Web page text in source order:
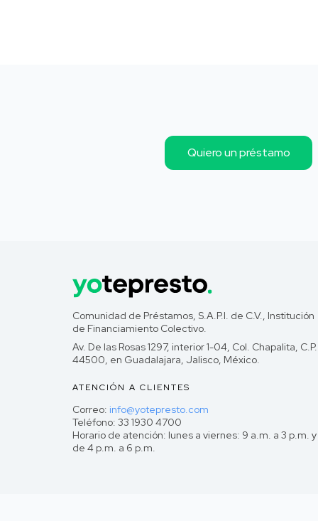
Quiero un préstamo
Comunidad de Préstamos, S.A.P.I. de C.V., Institución
de Financiamiento Colectivo.
Av. De las Rosas 1297, interior 1-04, Col. Chapalita, C.P.
44500, en Guadalajara, Jalisco, México.
ATENCIÓN A CLIENTES
Correo: info@yotepresto.com
Teléfono: 33 1930 4700
Horario de atención: lunes a viernes: 9 a.m. a 3 p.m. y
de 4 p.m. a 6 p.m.